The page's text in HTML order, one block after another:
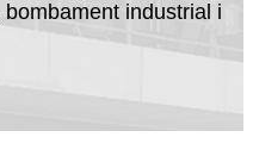
industrial i